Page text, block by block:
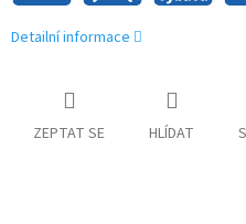
Detailní informace
ZEPTAT SE HLÍDAT